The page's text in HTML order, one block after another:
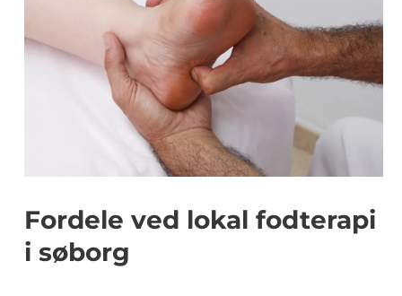
Fordele ved lokal fodterapi
i søborg